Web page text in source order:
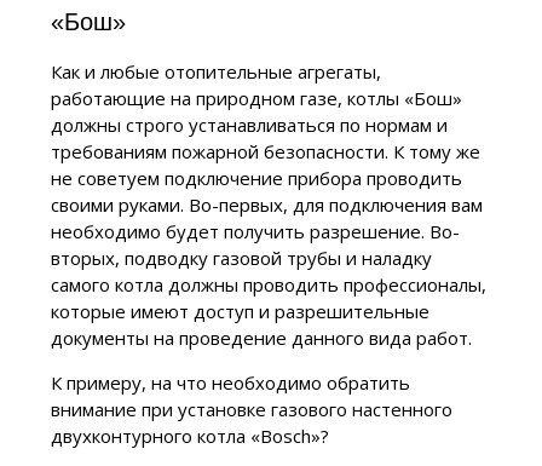
«Бош»
Как и любые отопительные агрегаты,
работающие на природном газе, котлы «Бош»
должны строго устанавливаться по нормам и
требованиям пожарной безопасности. К тому же
не советуем подключение прибора проводить
своими руками. Во-первых, для подключения вам
необходимо будет получить разрешение. Во-
вторых, подводку газовой трубы и наладку
самого котла должны проводить профессионалы,
которые имеют доступ и разрешительные
документы на проведение данного вида работ.
К примеру, на что необходимо обратить
внимание при установке газового настенного
двухконтурного котла «Bosch»?